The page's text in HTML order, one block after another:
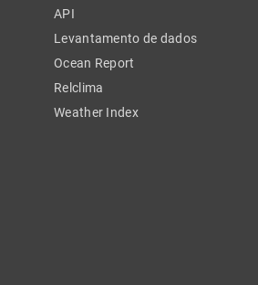
API
Levantamento de dados
Ocean Report
Relclima
Weather Index